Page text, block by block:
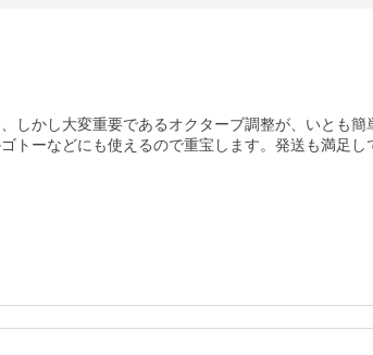
しかし大変重要であるオクターブ調整が、いとも簡
トーなどにも使えるので重宝します。発送も満足し